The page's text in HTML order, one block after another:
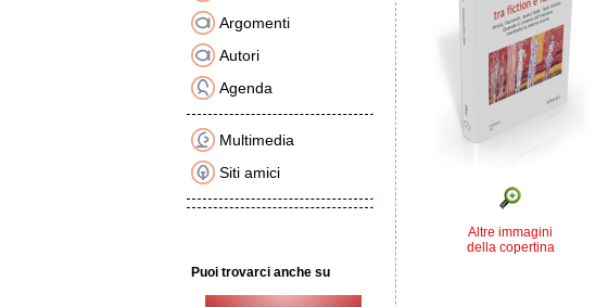
Argomenti
Autori
Agenda
Multimedia
Siti amici
Puoi trovarci anche su
Altre immagini
della copertina